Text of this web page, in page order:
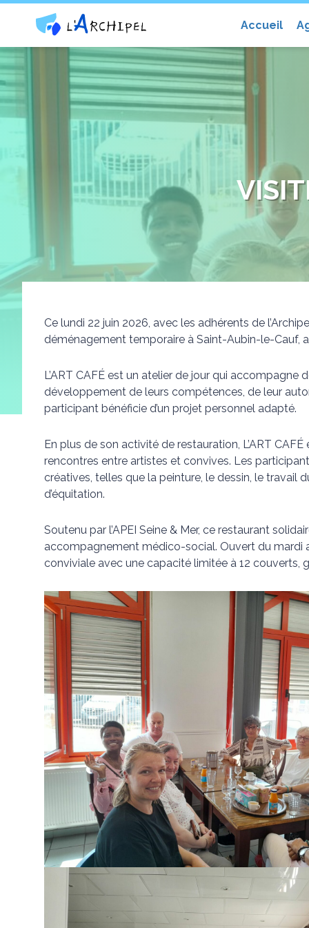
Accueil
Centre social et culturel l'Archipel
Ce lundi 22 juin 2026, avec les adhérents de
déménagement temporaire à Saint-Aubin-le-Cauf,
L’ART CAFÉ est un atelier de jour qui
développement de leurs compétences, de leur
participant bénéficie d’un projet personnel adapté.
En plus de son activité de restauration, L’ART
rencontres entre artistes et convives. Les
créatives, telles que la peinture, le dessin, le travail
d’équitation.
Soutenu par l’APEI Seine & Mer, ce restaurant
accompagnement médico-social. Ouvert du mardi
conviviale avec une capacité limitée à 12 couverts,